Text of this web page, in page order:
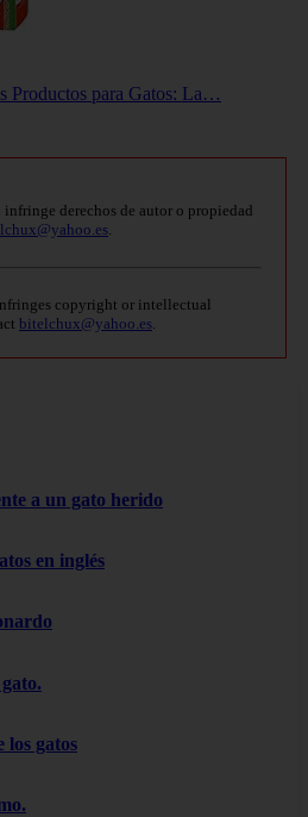
Productos para Gatos: La…
derechos de autor o propiedad
.
copyright or intellectual
bitelchux@yahoo.es.
a un gato herido
en inglés
los gatos